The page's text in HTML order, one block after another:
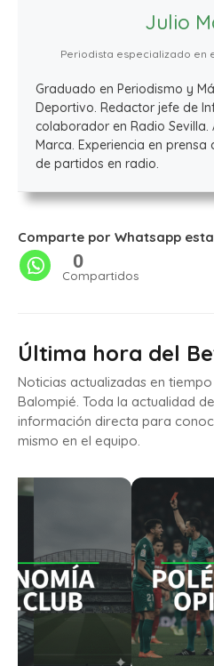
Julio
Periodista especializado en
Graduado en Periodismo y
Deportivo. Redactor jefe de
colaborador en Radio
Marca. Experiencia en
de partidos en radio.
Comparte por Whatsapp
0
Compartidos
Última hora del
Noticias actualizadas en
Balompié. Toda la actualidad
información directa para
mismo en el equipo.